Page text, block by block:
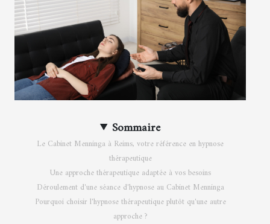
Sommaire
Le Cabinet Menninga à Reims, votre référence en hypnose
thérapeutique
Une approche thérapeutique adaptée à vos besoins
Déroulement d'une séance d'hypnose au Cabinet Menninga
Pourquoi choisir l'hypnose thérapeutique plutôt qu'une autre
approche ?